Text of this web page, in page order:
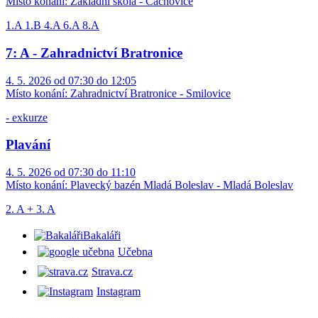
1.A 1.B 4.A 6.A 8.A
7: A - Zahradnictví Bratronice
4. 5. 2026 od 07:30 do 12:05
Místo konání: Zahradnictví Bratronice - Smilovice
- exkurze
Plavání
4. 5. 2026 od 07:30 do 11:10
Místo konání: Plavecký bazén Mladá Boleslav - Mladá Boleslav
2. A + 3. A
Bakaláři
Učebna
Strava.cz
Instagram